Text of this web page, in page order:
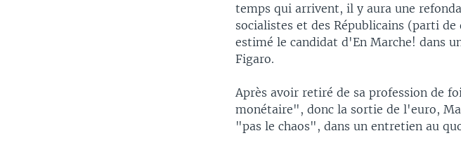
temps qui arrivent, il y aura une
socialistes et des Républicains (parti
estimé le candidat d'En Marche! dans
Figaro.
Après avoir retiré de sa profession de
monétaire", donc la sortie de l'euro,
"pas le chaos", dans un entretien au